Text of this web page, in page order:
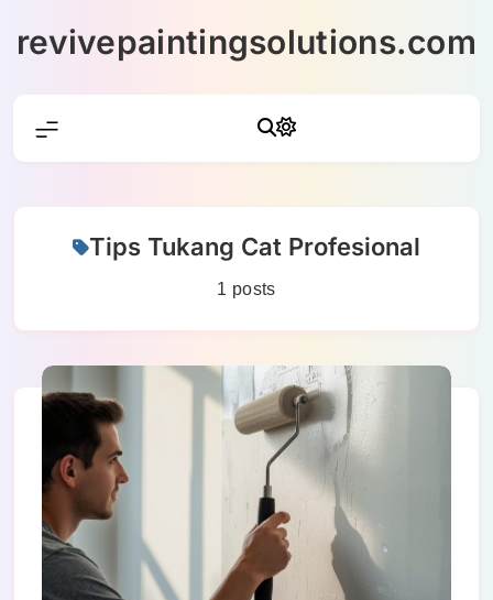
revivepaintingsolutions.com
Tips Tukang Cat Profesional
1 posts